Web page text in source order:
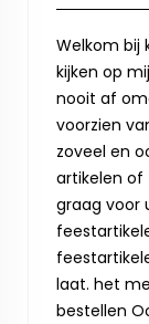
Welkom bij
kijken op
nooit af
voorzien
zoveel en
artikelen of
graag voor
laat. het
bestellen